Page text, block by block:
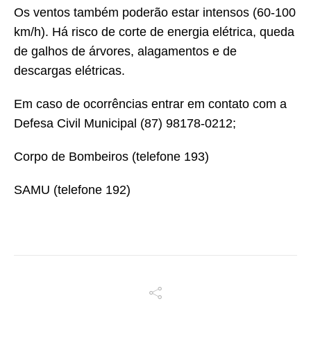
Os ventos também poderão estar intensos (60-100
km/h). Há risco de corte de energia elétrica, queda
de galhos de árvores, alagamentos e de
descargas elétricas.
Em caso de ocorrências entrar em contato com a
Defesa Civil Municipal (87) 98178-0212;
Corpo de Bombeiros (telefone 193)
SAMU (telefone 192)